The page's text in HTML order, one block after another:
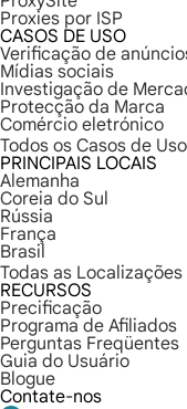
Proxies por ISP
CASOS DE USO
Verificação de
Mídias sociais
Investigação de
Protecção da Marca
Comércio eletrónico
Todos os Casos de Uso
PRINCIPAIS LOCAIS
Alemanha
Coreia do Sul
Rússia
França
Brasil
Todas as Localizações
RECURSOS
Precificação
Programa de Afiliados
Perguntas Freqüentes
Guia do Usuário
Blogue
Contate-nos